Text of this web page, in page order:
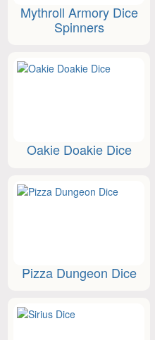
Mythroll Armory Dice
Spinners
Oakie Doakie Dice
Pizza Dungeon Dice